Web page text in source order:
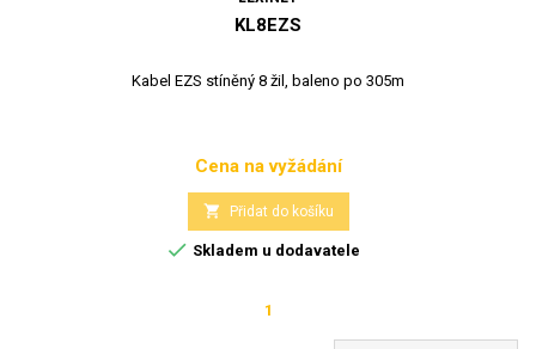
KL8EZS
Kabel EZS stíněný 8 žil, baleno po 305m
Cena
Cena na vyžádání
 Přidat do košíku
 Skladem u dodavatele
1